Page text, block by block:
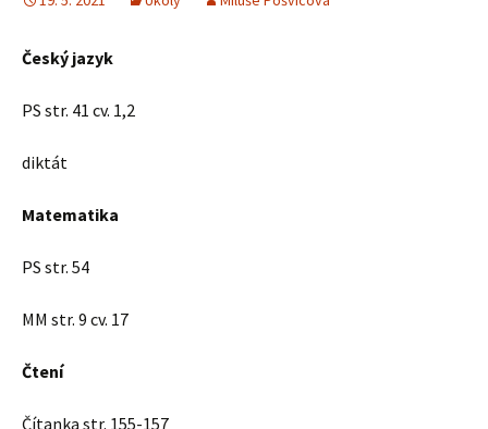
Český jazyk
PS str. 41 cv. 1,2
diktát
Matematika
PS str. 54
MM str. 9 cv. 17
Čtení
Čítanka str. 155-157